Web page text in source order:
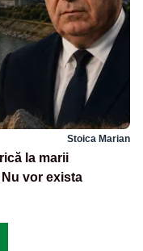
Stoica Marian
la marii
vor exista